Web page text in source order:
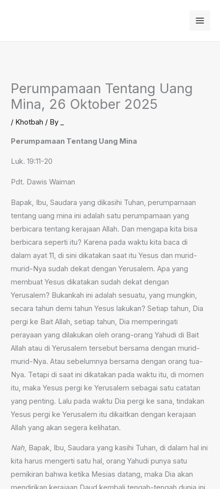
Perumpamaan Tentang Uang
Mina, 26 Oktober 2025
/ Khotbah / By
Perumpamaan Tentang Uang Mina
Luk. 19:11-20
Pdt. Dawis Waiman
Bapak, Ibu, Saudara yang dikasihi Tuhan, perumpamaan
tentang uang mina ini adalah satu perumpamaan yang
berbicara tentang kerajaan Allah. Dan mengapa kita bisa
berbicara seperti itu? Karena pada waktu kita baca di
dalam ayat 11, di sini dikatakan saat itu Yesus dan murid-
murid-Nya sudah dekat dengan Yerusalem. Apa yang
membuat Yesus dikatakan sudah dekat dengan
Yerusalem? Bukankah ini adalah sesuatu, yang mungkin,
secara tahun demi tahun Yesus lakukan? Setiap tahun, Dia
pergi ke Bait Allah, setiap tahun, Dia memperingati
perayaan yang dilakukan oleh orang-orang Yahudi di Bait
Allah atau di Yerusalem tersebut bersama dengan murid-
murid-Nya. Atau sebelumnya bersama dengan orang tua-
Nya. Tetapi di saat ini dikatakan pada waktu itu, di momen
itu, maka Yesus pergi ke Yerusalem sebagai satu catatan
yang penting. Lalu pada waktu Dia pergi ke sana, tindakan
Yesus pergi ke Yerusalem itu dikaitkan dengan kerajaan
Allah yang akan segera kelihatan.
Nah, Bapak, Ibu, Saudara yang kasihi Tuhan, di dalam hal ini
kita harus mengerti satu hal, orang Yahudi punya satu
pemikiran bahwa ketika Mesias datang, maka Dia akan